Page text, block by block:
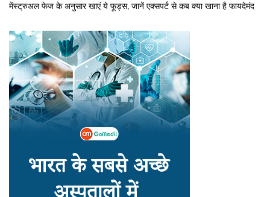
मेंस्ट्रुअल फेज के अनुसार खाएं ये फूड्स, जानें एक्सपर्ट से कब क्या खाना है फायदेमंद